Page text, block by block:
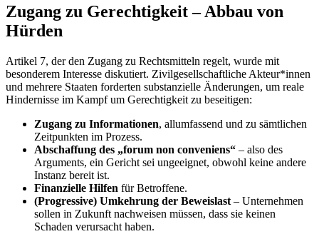
Zugang zu Gerechtigkeit – Abbau von
Hürden
Artikel 7, der den Zugang zu Rechtsmitteln regelt, wurde mit
besonderem Interesse diskutiert. Zivilgesellschaftliche Akteur*innen
und mehrere Staaten forderten substanzielle Änderungen, um reale
Hindernisse im Kampf um Gerechtigkeit zu beseitigen:
Zugang zu Informationen, allumfassend und zu sämtlichen
Zeitpunkten im Prozess.
Abschaffung des „forum non conveniens“ – also des
Arguments, ein Gericht sei ungeeignet, obwohl keine andere
Instanz bereit ist.
Finanzielle Hilfen für Betroffene.
(Progressive) Umkehrung der Beweislast – Unternehmen
sollen in Zukunft nachweisen müssen, dass sie keinen
Schaden verursacht haben.